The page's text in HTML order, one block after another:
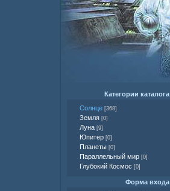
Категории каталога
Солнце [368]
Земля [0]
Луна [9]
Юпитер [0]
Планеты [0]
Параллельный мир [0]
Глубокий Космос [0]
Форма входа